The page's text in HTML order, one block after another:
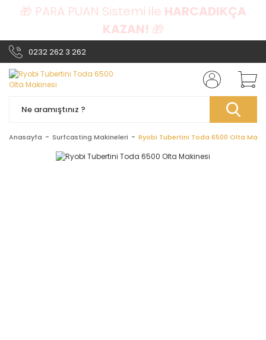
🎁 PARA PUAN Sistemi ile HARCADIKÇA
KAZAN! 🎁
0232 262 3 262
Anasayfa Surfcasting Makineleri Ryobi Tubertini Toda 6500 Olta